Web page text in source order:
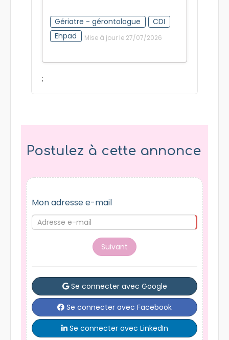
Gériatre - gérontologue
CDI
Ehpad
Mise à jour le 27/07/2026
;
Postulez à cette annonce
Mon adresse e-mail
Suivant
Se connecter avec Google
Se connecter avec Facebook
Se connecter avec LinkedIn